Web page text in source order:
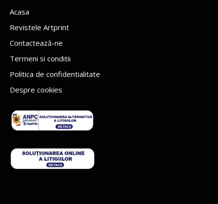
Acasa
Revistele Artprint
Contactează-ne
Termeni si conditii
Politica de confidentialitate
Despre cookies